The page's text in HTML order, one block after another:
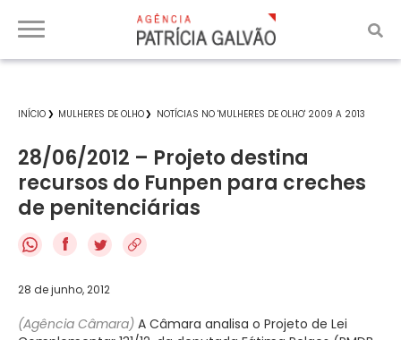
INÍCIO MULHERES DE OLHO NOTÍCIAS NO 'MULHERES DE OLHO' 2009 A 2013
28/06/2012 – Projeto destina
recursos do Funpen para creches
de penitenciárias
f
28 de junho, 2012
(Agência Câmara) A Câmara analisa o Projeto de Lei